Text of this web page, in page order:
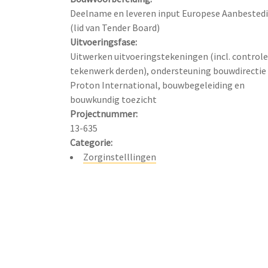
Deelname en leveren input Europese
Uitvoeringsfase:
Uitwerken uitvoeringstekeningen (incl. controle
tekenwerk derden), ondersteuning bouwdirectie
Proton International, bouwbegeleiding en
Projectnummer:
Categorie:
Zorginstelllingen